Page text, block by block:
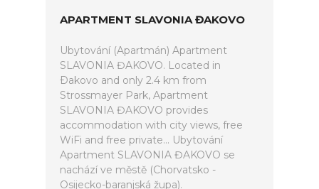
APARTMENT SLAVONIA ĐAKOVO
Ubytování (Apartmán) Apartment
SLAVONIA ĐAKOVO. Located in
Ðakovo and only 2.4 km from
Strossmayer Park, Apartment
SLAVONIA ĐAKOVO provides
accommodation with city views, free
WiFi and free private... Ubytování
Apartment SLAVONIA ĐAKOVO se
nachází ve městě (Chorvatsko -
Osijecko-baranjská župa).